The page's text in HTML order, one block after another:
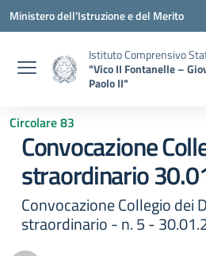
Vai ai contenuti
Vai al menu di navigazione
Vai al footer
Ministero dell'Istruzione e del Merito
Istituto Comprensivo
"Vico II Fontanelle –
Paolo II"
Circolare 83
Convocazione
straordinario
Convocazione Collegio dei
straordinario - n. 5 -